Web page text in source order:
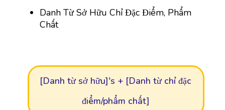
Danh Từ Sở Hữu Chỉ Đặc Điểm, Phẩm
Chất
[Danh từ sở hữu]'s + [Danh từ chỉ đặc
điểm/phẩm chất]